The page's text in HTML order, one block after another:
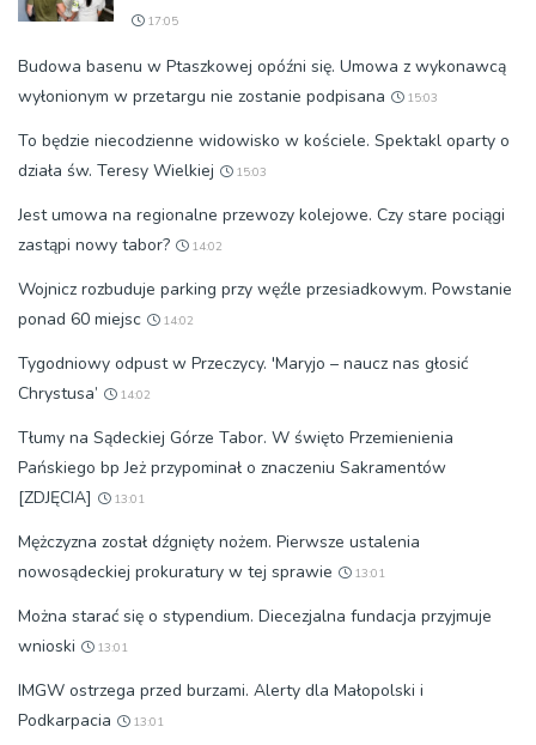
17:05
Budowa basenu w Ptaszkowej opóźni się. Umowa z wykonawcą
wyłonionym w przetargu nie zostanie podpisana
15:03
To będzie niecodzienne widowisko w kościele. Spektakl oparty o
działa św. Teresy Wielkiej
15:03
Jest umowa na regionalne przewozy kolejowe. Czy stare pociągi
zastąpi nowy tabor?
14:02
Wojnicz rozbuduje parking przy węźle przesiadkowym. Powstanie
ponad 60 miejsc
14:02
Tygodniowy odpust w Przeczycy. 'Maryjo – naucz nas głosić
Chrystusa’
14:02
Tłumy na Sądeckiej Górze Tabor. W święto Przemienienia
Pańskiego bp Jeż przypominał o znaczeniu Sakramentów
[ZDJĘCIA]
13:01
Mężczyzna został dźgnięty nożem. Pierwsze ustalenia
nowosądeckiej prokuratury w tej sprawie
13:01
Można starać się o stypendium. Diecezjalna fundacja przyjmuje
wnioski
13:01
IMGW ostrzega przed burzami. Alerty dla Małopolski i
Podkarpacia
13:01